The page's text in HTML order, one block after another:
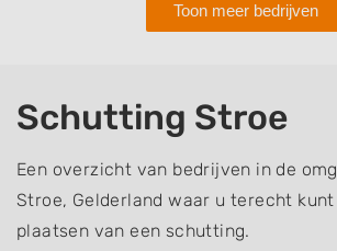
Toon meer bedrijven
Schutting Stroe
Een overzicht van bedrijven in de
Stroe, Gelderland waar u terecht
plaatsen van een schutting.